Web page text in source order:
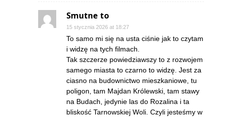
Smutne to
15 stycznia 2026 at 18:27
To samo mi się na usta ciśnie jak to czytam
i widzę na tych filmach.
Tak szczerze powiedziawszy to z rozwojem
samego miasta to czarno to widzę. Jest za
ciasno na budownictwo mieszkaniowe, tu
poligon, tam Majdan Królewski, tam stawy
na Budach, jedynie las do Rozalina i ta
bliskość Tarnowskiej Woli. Czyli jesteśmy w